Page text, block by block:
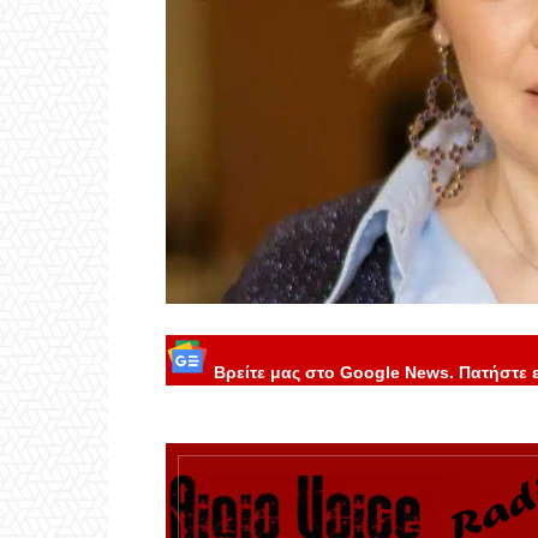
Βρείτε μας στο Google News. Πατήστε